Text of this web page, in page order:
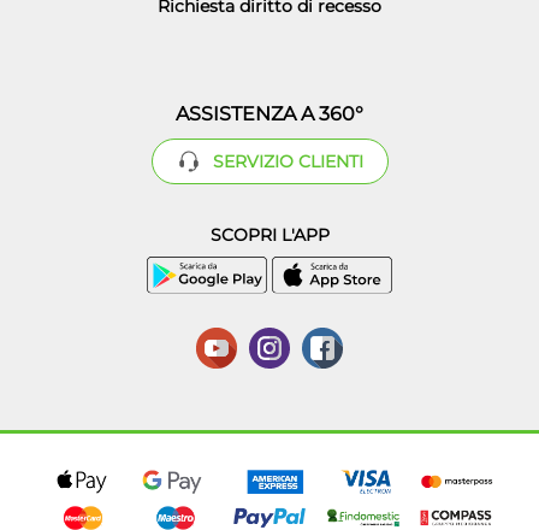
Richiesta diritto di recesso
ASSISTENZA A 360°
SERVIZIO CLIENTI
SCOPRI L'APP